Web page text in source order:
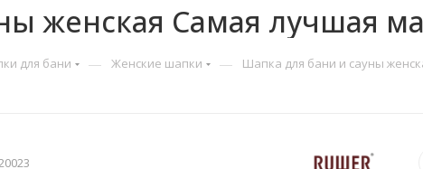
женская Самая лучшая
для бани — Женские шапки — Шапка для бани и сауны